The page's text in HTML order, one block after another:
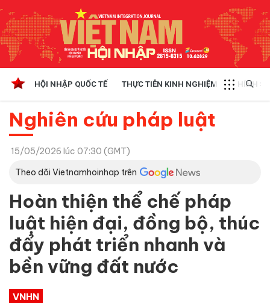
HỘI NHẬP QUỐC TẾ THỰC TIỄN KINH NGHIỆM CHÍNH
Nghiên cứu pháp luật
15/05/2026 lúc 07:30 (GMT)
Theo dõi Vietnamhoinhap trên
Hoàn thiện thể chế pháp
luật hiện đại, đồng bộ, thúc
đẩy phát triển nhanh và
bền vững đất nước
VNHN